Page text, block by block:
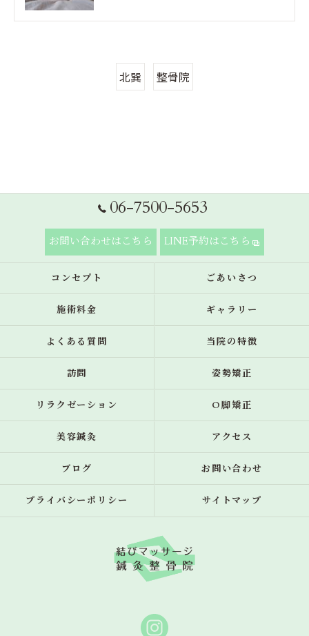
北巽 整骨院
06-7500-5653
お問い合わせはこちら LINE予約はこちら
コンセプト ごあいさつ
施術料金 ギャラリー
よくある質問 当院の特徴
訪問 姿勢矯正
リラクゼーション O脚矯正
美容鍼灸 アクセス
ブログ お問い合わせ
プライバシーポリシー サイトマップ